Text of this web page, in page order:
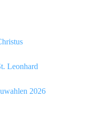
Leonhard
2026